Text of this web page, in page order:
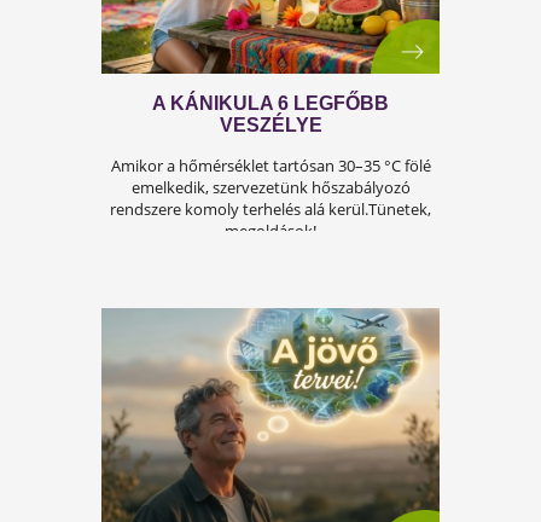
A FÉRFIASSÁG PROBLÉMÁJA:
OKAI, TÜNETEI ÉS LEHETSÉGES
MEGOLDÁSAI
A férfiasság, vagy más néven a szexuális
teljesítmény, sok férfi számára központi
az életben. Nem csupán a testi egészséget,
hanem az önbecsülést is befolyásolja.